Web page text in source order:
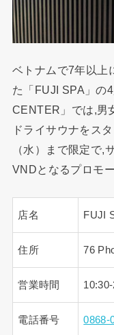
ベトナムで7年以上
た「FUJI SPA」の
CENTER」では,男
ドライサウナをス
（水）まで限定で,
VNDとなるプロモ
店名 FUJI
住所 76
営業時間
電話番号 0868-